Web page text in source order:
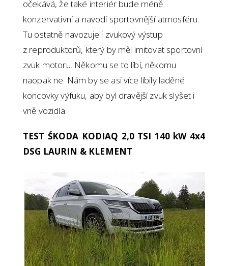
očekává, že také interiér bude méně
konzervativní a navodí sportovnější atmosféru.
Tu ostatně navozuje i zvukový výstup
z reproduktorů, který by měl imitovat sportovní
zvuk motoru. Někomu se to líbí, někomu
naopak ne. Nám by se asi více líbily laděné
koncovky výfuku, aby byl dravější zvuk slyšet i
vně vozidla.
TEST ŚKODA KODIAQ 2,0 TSI 140 kW 4x4
DSG LAURIN & KLEMENT